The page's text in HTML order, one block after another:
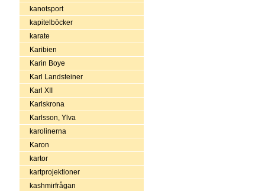
kanotsport
kapitelböcker
karate
Karibien
Karin Boye
Karl Landsteiner
Karl XII
Karlskrona
Karlsson, Ylva
karolinerna
Karon
kartor
kartprojektioner
kashmirfrågan